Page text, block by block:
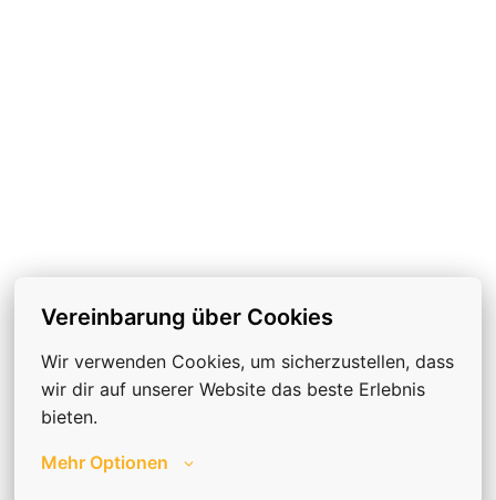
Vereinbarung über Cookies
Wir verwenden Cookies, um sicherzustellen, dass
wir dir auf unserer Website das beste Erlebnis
bieten.
Mehr Optionen